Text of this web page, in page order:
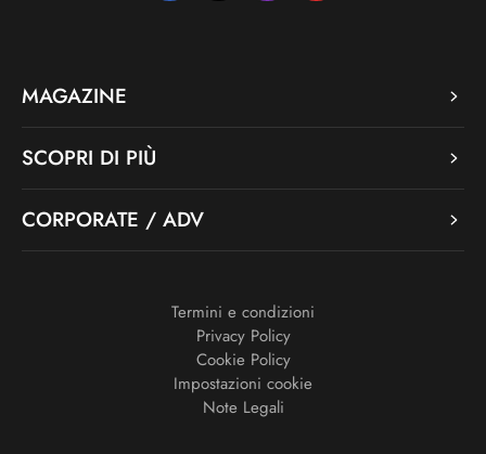
MAGAZINE
SCOPRI DI PIÙ
CORPORATE / ADV
Termini e condizioni
Privacy Policy
Cookie Policy
Impostazioni cookie
Note Legali